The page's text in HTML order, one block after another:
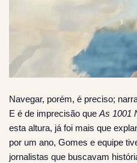
Navegar, porém, é preciso;
E é de imprecisão que As 1001
esta altura, já foi mais que
por um ano, Gomes e equipe
jornalistas que buscavam